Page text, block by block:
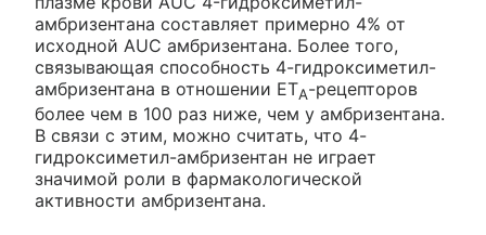
амбризентана составляет примерно 4% от
исходной AUC амбризентана. Более того,
связывающая способность 4-гидроксиметил-
амбризентана в отношении ЕТА-рецепторов
более чем в 100 раз ниже, чем у амбризентана.
В связи с этим, можно считать, что 4-
гидроксиметил-амбризентан не играет
значимой роли в фармакологической
активности амбризентана.